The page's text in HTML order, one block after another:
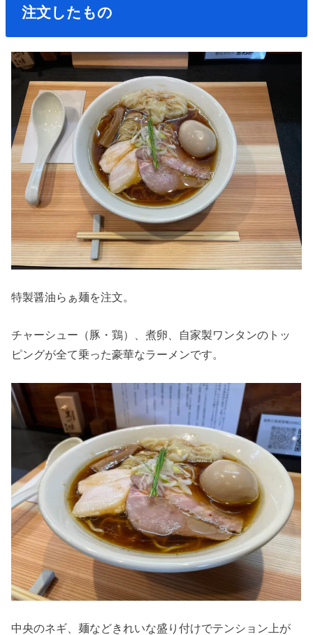
注文したもの
特製醤油らぁ麺を注文。
チャーシュー（豚・鶏）、煮卵、自家製ワンタンのトッ
ピングが全て乗った豪華なラーメンです。
中央のネギ、麺などきれいな盛り付けでテンション上が